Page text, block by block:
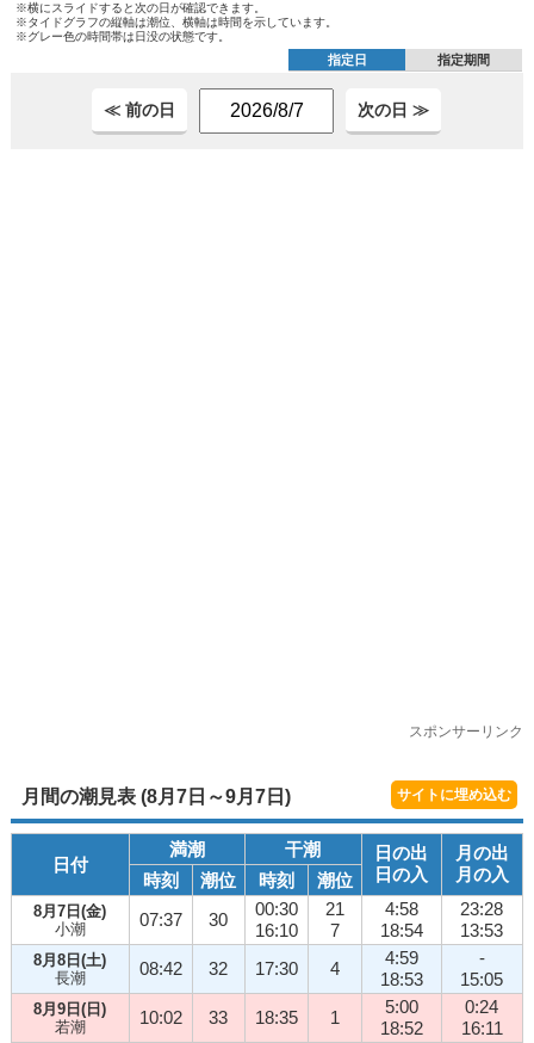
※横にスライドすると次の日が確認できます。
※タイドグラフの縦軸は潮位、横軸は時間を示しています。
※グレー色の時間帯は日没の状態です。
指定日 指定期間
≪ 前の日 次の日 ≫
スポンサーリンク
月間の潮見表 (8月7日～9月7日) サイトに埋め込む
日付
満潮 干潮
日の出
日の入
月の出
月の入
時刻 潮位 時刻 潮位
8月7日(金)
小潮
07:37 30
00:30
16:10
21
7
4:58
18:54
23:28
13:53
8月8日(土)
長潮
08:42 32 17:30 4
4:59
18:53
-
15:05
8月9日(日)
若潮
10:02 33 18:35 1
5:00
18:52
0:24
16:11